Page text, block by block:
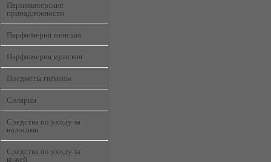
Парикмахерские
принадлежности
Парфюмерия женская
Парфюмерия мужская
Предметы гигиены
Солярии
Средства по уходу за
волосами
Средства по уходу за
кожей